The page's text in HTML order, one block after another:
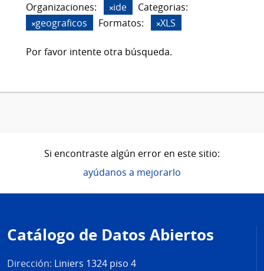
Organizaciones:
ide
Categorias:
geograficos
Formatos: XLS
Por favor intente otra búsqueda.
Si encontraste algún error en este sitio:
ayúdanos a mejorarlo
de
página
Catálogo de Datos Abiertos
Dirección: Liniers 1324 piso 4